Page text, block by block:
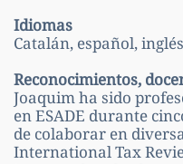
Idiomas
Catalán, español,
Reconocimientos,
Joaquim ha sido
en ESADE durante
de colaborar en
International Tax